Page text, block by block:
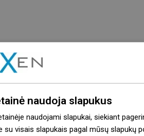
naudoja slapukus
naudojami slapukai, siekiant
su visais slapukais pagal mūsų slapukų